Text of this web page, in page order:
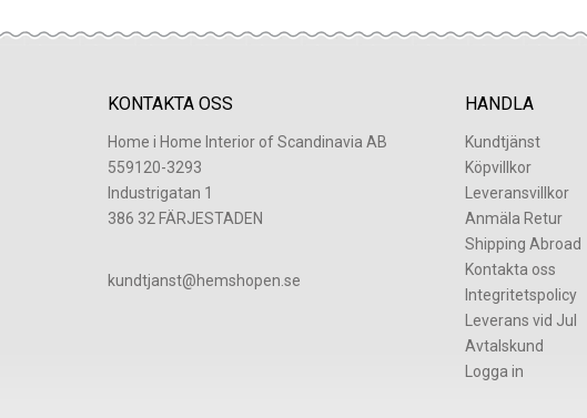
KONTAKTA OSS
Home i Home Interior of Scandinavia AB
559120-3293
Industrigatan 1
386 32 FÄRJESTADEN
​kundtjanst@hemshopen.se
HANDLA
Kundtjänst
Köpvillkor
Leveransvillkor
Anmäla Retur
Shipping Abroad
Kontakta oss
Integritetspolicy
Leverans vid Jul
Avtalskund
Logga in